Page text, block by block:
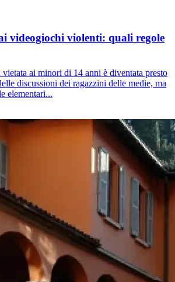
videogiochi violenti: quali regole
vietata ai minori di 14 anni è diventata presto
discussioni dei ragazzini delle medie, ma
elementari...